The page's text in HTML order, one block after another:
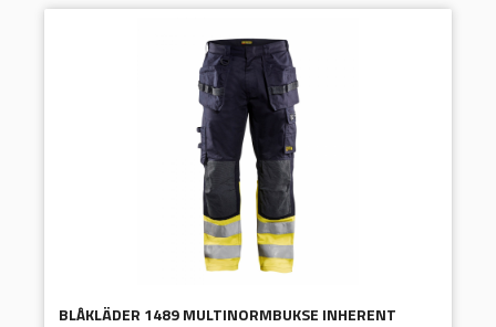
BLÅKLÄDER 1489 MULTINORMBUKSE INHERENT